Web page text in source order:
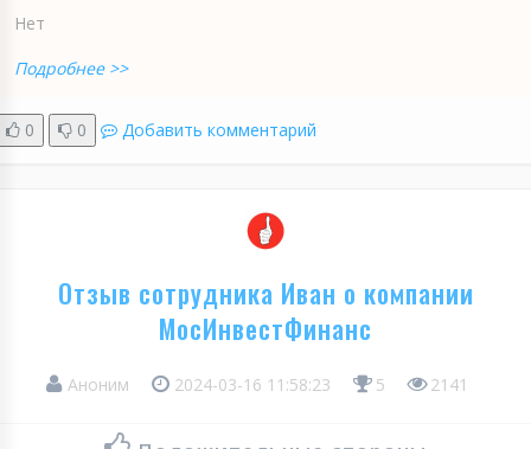
Нет
Подробнее >>
0 0 Добавить комментарий
Отзыв сотрудника Иван о компании
МосИнвестФинанс
Аноним 2024-03-16 11:58:23 5 2141